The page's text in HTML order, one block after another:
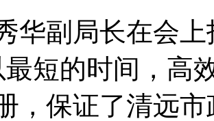
副局长在会上
短的时间，高
，保证了清远